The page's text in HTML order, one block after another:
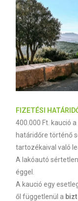
FIZETÉSI
400.000 Ft. kaució
határidőre történő
tartozékaival való
A lakóautó
éggel.
A kaució egy
ől függetlenül a